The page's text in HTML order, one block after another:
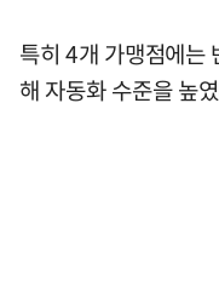
특히 4개 가맹점에는
해 자동화 수준을 높